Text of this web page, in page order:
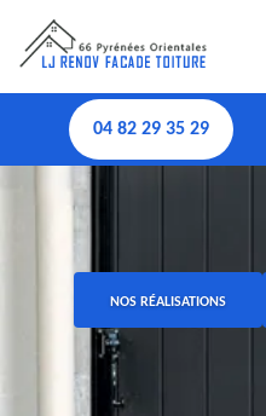
04 82 29 35 29
NOS RÉALISATIONS